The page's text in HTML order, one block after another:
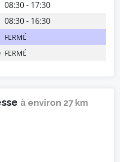
08:30 - 17:30
08:30 - 16:30
FERMÉ
FERMÉ
à environ 27 km